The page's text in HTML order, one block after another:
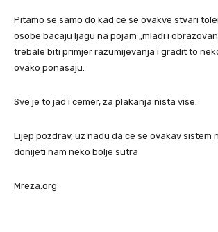
Pitamo se samo do kad ce se ovakve stvari
osobe bacaju ljagu na pojam „mladi i
trebale biti primjer razumijevanja i gradit to
ovako ponasaju.
Sve je to jad i cemer, za plakanja nista vise.
Lijep pozdrav, uz nadu da ce se ovakav sistem
donijeti nam neko bolje sutra
Mreza.org